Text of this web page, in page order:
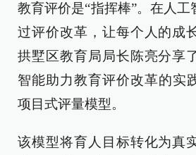
教育评价是“指挥棒”。在人工
过评价改革，让每个人的成
拱墅区教育局局长陈亮分享
智能助力教育评价改革的
项目式评量模型。
该模型将育人目标转化为真